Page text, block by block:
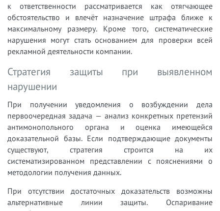
к ответственности рассматривается как отягчающее
обстоятельство и влечёт назначение штрафа ближе к
максимальному размеру. Кроме того, систематические
нарушения могут стать основанием для проверки всей
рекламной деятельности компании.
Стратегия защиты при выявленном
нарушении
При получении уведомления о возбуждении дела
первоочередная задача — анализ конкретных претензий
антимонопольного органа и оценка имеющейся
доказательной базы. Если подтверждающие документы
существуют, стратегия строится на их
систематизированном представлении с пояснениями о
методологии получения данных.
При отсутствии достаточных доказательств возможны
альтернативные линии защиты. Оспаривание